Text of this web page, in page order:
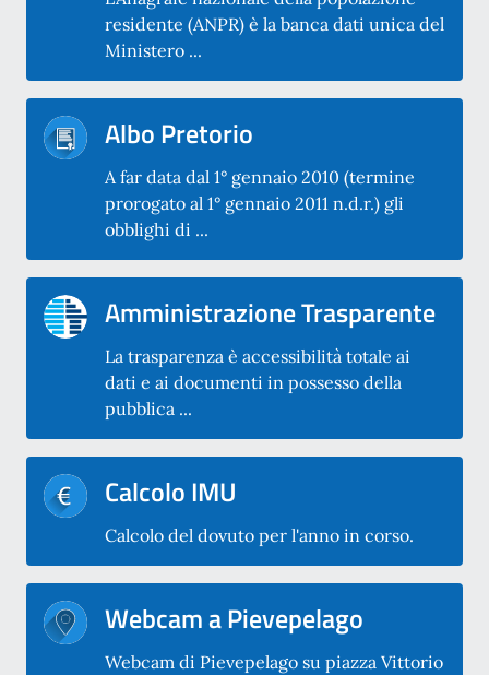
residente (ANPR) è la banca dati unica del
Ministero ...
Albo Pretorio
A far data dal 1° gennaio 2010 (termine
prorogato al 1° gennaio 2011 n.d.r.) gli
obblighi di ...
Amministrazione Trasparente
La trasparenza è accessibilità totale ai
dati e ai documenti in possesso della
pubblica ...
Calcolo IMU
Calcolo del dovuto per l'anno in corso.
Webcam a Pievepelago
Webcam di Pievepelago su piazza Vittorio